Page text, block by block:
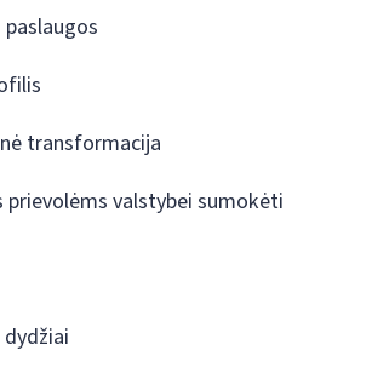
transformacija
prievolėms valstybei sumokėti